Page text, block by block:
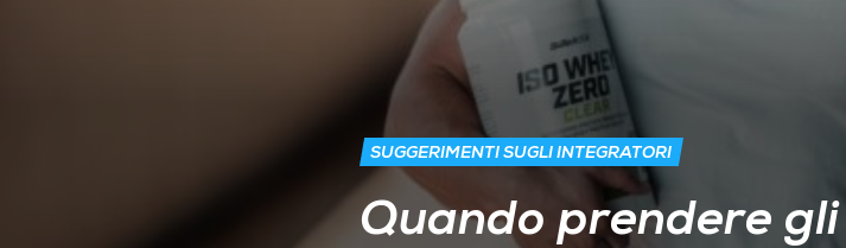
SUGGERIMENTI SUGLI INTEGRATORI
Quando prendere